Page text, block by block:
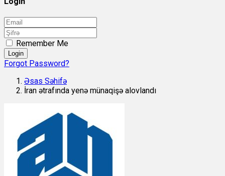
Remember Me
Login
Forgot Password?
Əsas Səhifə
İran ətrafında yenə münaqişə alovlandı